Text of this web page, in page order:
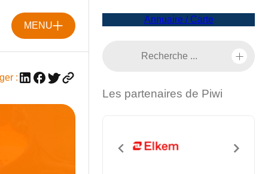
MENU
:
Annuaire / Carte
Les partenaires de Piwi